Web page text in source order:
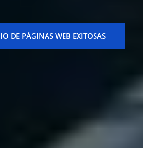
DE PÁGINAS WEB EXITOSAS